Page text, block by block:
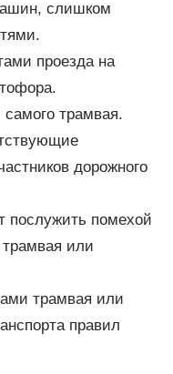
слишком
проезда на
трамвая.
дорожного
послужить помехой
или
трамвая или
правил